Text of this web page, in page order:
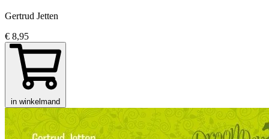
Gertrud Jetten
€ 8,95
in winkelmand